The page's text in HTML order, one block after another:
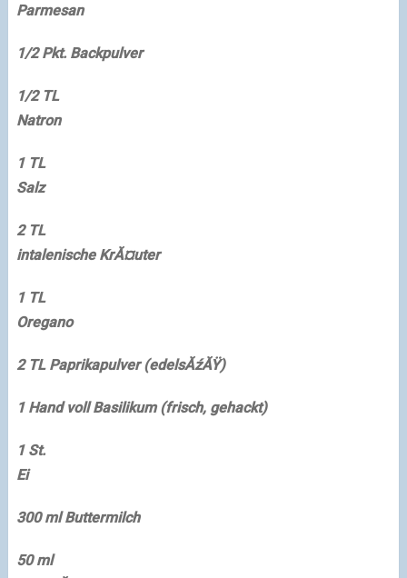
Parmesan
1/2 Pkt. Backpulver
1/2 TL
Natron
1 TL
Salz
2 TL
intalenische KrĂ¤uter
1 TL
Oregano
2 TL Paprikapulver (edelsĂźĂŸ)
1 Hand voll Basilikum (frisch, gehackt)
1 St.
Ei
300 mlButtermilch
50 ml